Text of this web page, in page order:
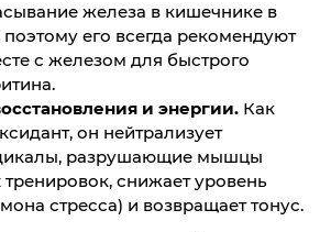
железа в кишечнике в
поэтому его всегда рекомендуют
с железом для быстрого
и энергии.Как
он нейтрализует
разрушающие мышцы
снижает уровень
стресса) и возвращает тонус.